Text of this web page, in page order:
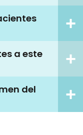
a este
del